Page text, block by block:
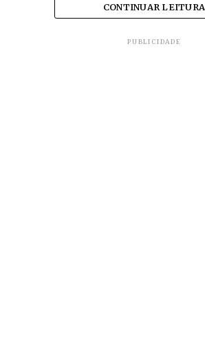
CONTINUAR LEITURA
PUBLICIDADE